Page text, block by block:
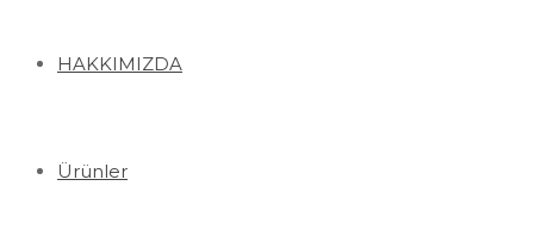
HAKKIMIZDA
Ürünler